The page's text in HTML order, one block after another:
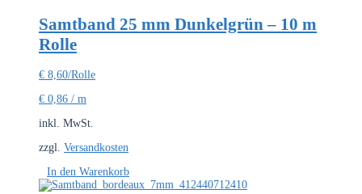
Samtband 25 mm Dunkelgrün – 10 m
Rolle
€ 8,60/Rolle
€ 0,86 / m
inkl. MwSt.
zzgl. Versandkosten
In den Warenkorb